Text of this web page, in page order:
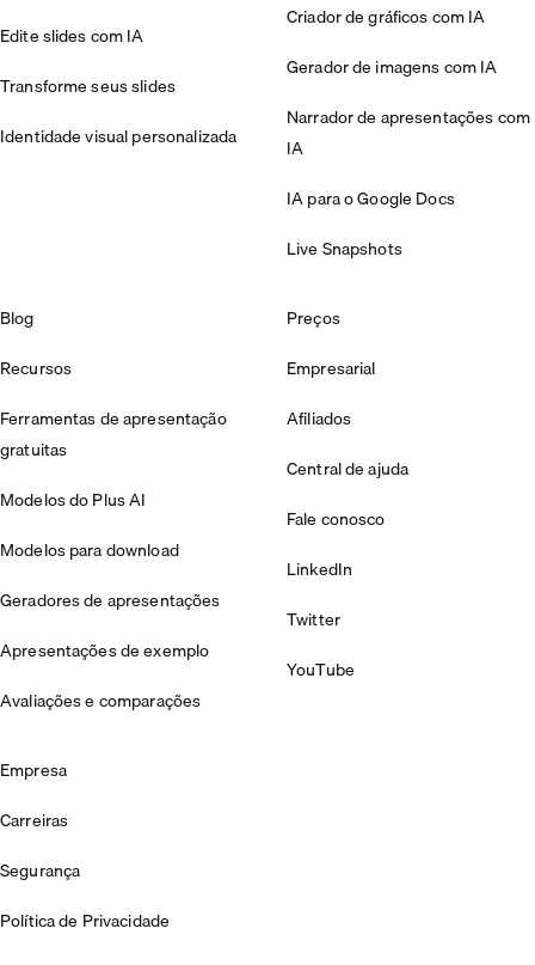
Edite slides com IA
Transforme seus slides
Identidade visual personalizada
Criador de gráficos com IA
Gerador de imagens com IA
Narrador de apresentações com
IA
IA para o Google Docs
Live Snapshots
Blog
Recursos
Ferramentas de apresentação
gratuitas
Modelos do Plus AI
Modelos para download
Geradores de apresentações
Apresentações de exemplo
Avaliações e comparações
Preços
Empresarial
Afiliados
Central de ajuda
Fale conosco
LinkedIn
Twitter
YouTube
Empresa
Carreiras
Segurança
Política de Privacidade